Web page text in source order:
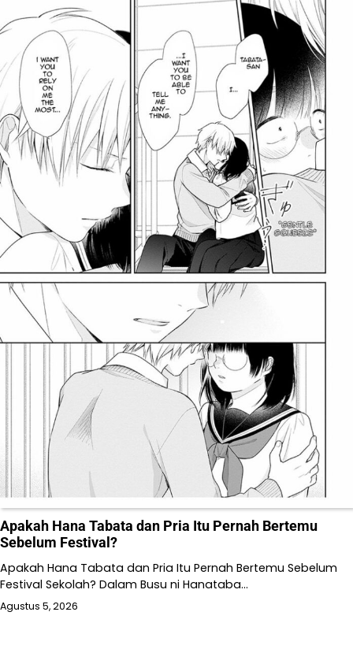
Apakah Hana Tabata dan Pria Itu Pernah Bertemu
Sebelum Festival?
Apakah Hana Tabata dan Pria Itu Pernah Bertemu Sebelum
Festival Sekolah? Dalam Busu ni Hanataba…
Agustus 5, 2026